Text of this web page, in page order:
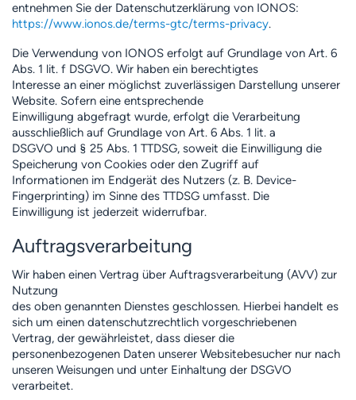
entnehmen Sie der Datenschutzerklärung von IONOS:
https://www.ionos.de/terms-gtc/terms-privacy.
Die Verwendung von IONOS erfolgt auf Grundlage von Art. 6
Abs. 1 lit. f DSGVO. Wir haben ein berechtigtes
Interesse an einer möglichst zuverlässigen Darstellung unserer
Website. Sofern eine entsprechende
Einwilligung abgefragt wurde, erfolgt die Verarbeitung
ausschließlich auf Grundlage von Art. 6 Abs. 1 lit. a
DSGVO und § 25 Abs. 1 TTDSG, soweit die Einwilligung die
Speicherung von Cookies oder den Zugriff auf
Informationen im Endgerät des Nutzers (z. B. Device-
Fingerprinting) im Sinne des TTDSG umfasst. Die
Einwilligung ist jederzeit widerrufbar.
Auftragsverarbeitung
Wir haben einen Vertrag über Auftragsverarbeitung (AVV) zur
Nutzung
des oben genannten Dienstes geschlossen. Hierbei handelt es
sich um einen datenschutzrechtlich vorgeschriebenen
Vertrag, der gewährleistet, dass dieser die
personenbezogenen Daten unserer Websitebesucher nur nach
unseren Weisungen und unter Einhaltung der DSGVO
verarbeitet.